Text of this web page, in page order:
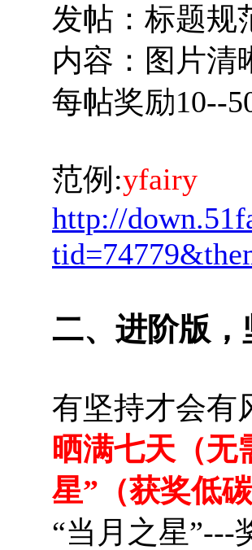
发帖：标题规
内容：图片清
每帖奖励10--
范例:yfairy
http://
二、进阶版
有坚持才会有
晒满七天（无
星”（获奖低
“当月之星”---